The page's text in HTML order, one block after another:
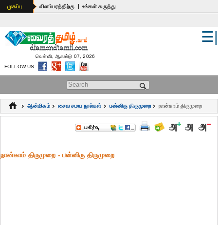
உலகம்
பொதுஅறிவு
கல்வி
ஆன்மிகம்
மருத்துவம்
முகப்பு விளம்பரத்திற்கு | உங்கள் கருத்து
Search form
☰|
வெள்ளி, ஆகஸ்டு 07, 2026
FOLLOW US
ஆன்மிகம் சைவ சமய நூல்கள் பன்னிரு திருமுறை நான்காம் திருமுறை
நான்காம் திருமுறை - பன்னிரு திருமுறை